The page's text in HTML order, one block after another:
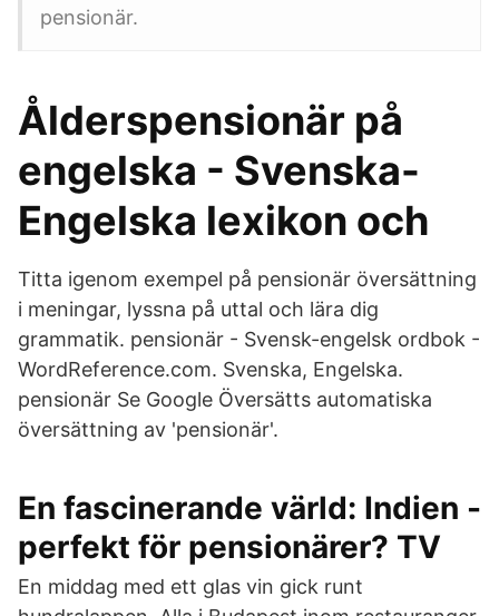
pensionär.
Ålderspensionär på
engelska - Svenska-
Engelska lexikon och
Titta igenom exempel på pensionär översättning
i meningar, lyssna på uttal och lära dig
grammatik. pensionär - Svensk-engelsk ordbok -
WordReference.com. Svenska, Engelska.
pensionär Se Google Översätts automatiska
översättning av 'pensionär'.
En fascinerande värld: Indien -
perfekt för pensionärer? TV
En middag med ett glas vin gick runt